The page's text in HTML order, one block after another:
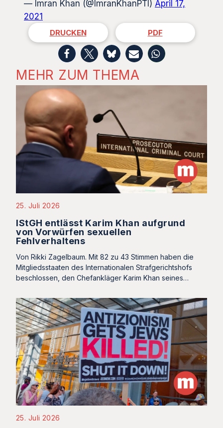
— Imran Khan (@ImranKhanPTI) April 17,
2021
DRUCKEN PDF
MEHR ZUM THEMA
25. Juli 2026
IStGH entlässt Karim Khan aufgrund
von Vorwürfen sexuellen
Fehlverhaltens
Von Rikki Zagelbaum. Mit 82 zu 43 Stimmen haben die
Mitgliedsstaaten des Internationalen Strafgerichtshofs
beschlossen, den Chefankläger Karim Khan seines…
25. Juli 2026